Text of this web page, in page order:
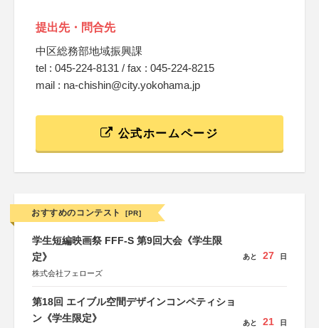
提出先・問合先
中区総務部地域振興課
tel : 045-224-8131 / fax : 045-224-8215
mail : na-chishin@city.yokohama.jp
公式ホームページ
おすすめのコンテスト [PR]
学生短編映画祭 FFF-S 第9回大会《学生限
定》
株式会社フェローズ
あと 27 日
第18回 エイブル空間デザインコンペティショ
ン《学生限定》
あと 21 日